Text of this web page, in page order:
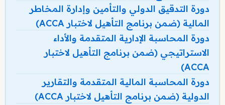
دورة التدقيق الدولي والتأمين وإدارة المخاطر
المالية (ضمن برنامج التأهيل لاختبار ACCA)
دورة المحاسبة الإدارية المتقدمة والأداء
الاستراتيجي (ضمن برنامج التأهيل لاختبار
ACCA)
دورة المحاسبة المالية المتقدمة والتقارير
الدولية (ضمن برنامج التأهيل لاختبار ACCA)